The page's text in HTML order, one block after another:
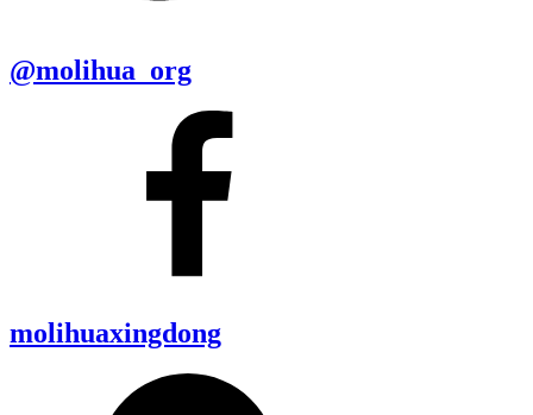
@molihua_org
molihuaxingdong